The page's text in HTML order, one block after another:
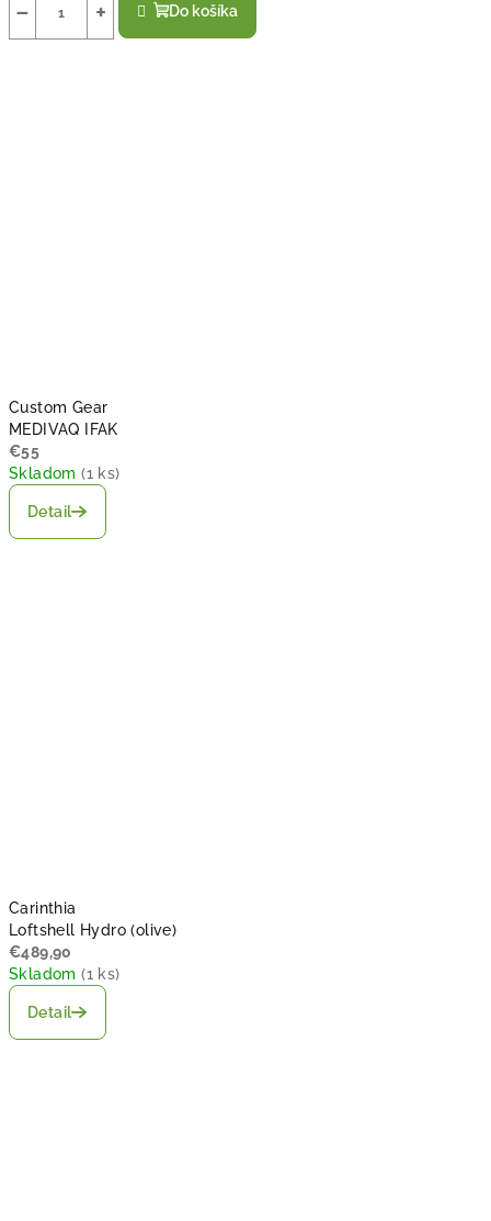
+
− Do košíka
MEDIVAQ IFAK
Custom Gear
€55
Skladom(1 ks)
Detail
Loftshell Hydro (olive)
Carinthia
€489,90
Skladom(1 ks)
Detail